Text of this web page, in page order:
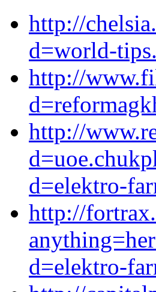
http://
d=world-
http://
http://
d=elektro-
http://
d=elektro-